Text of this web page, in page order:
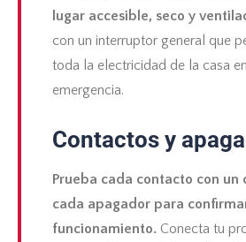
lugar accesible, seco y
con un interruptor general que
toda la electricidad de la casa
emergencia.
Contactos y
Prueba cada contacto con un
cada apagador para
funcionamiento. Conecta tu